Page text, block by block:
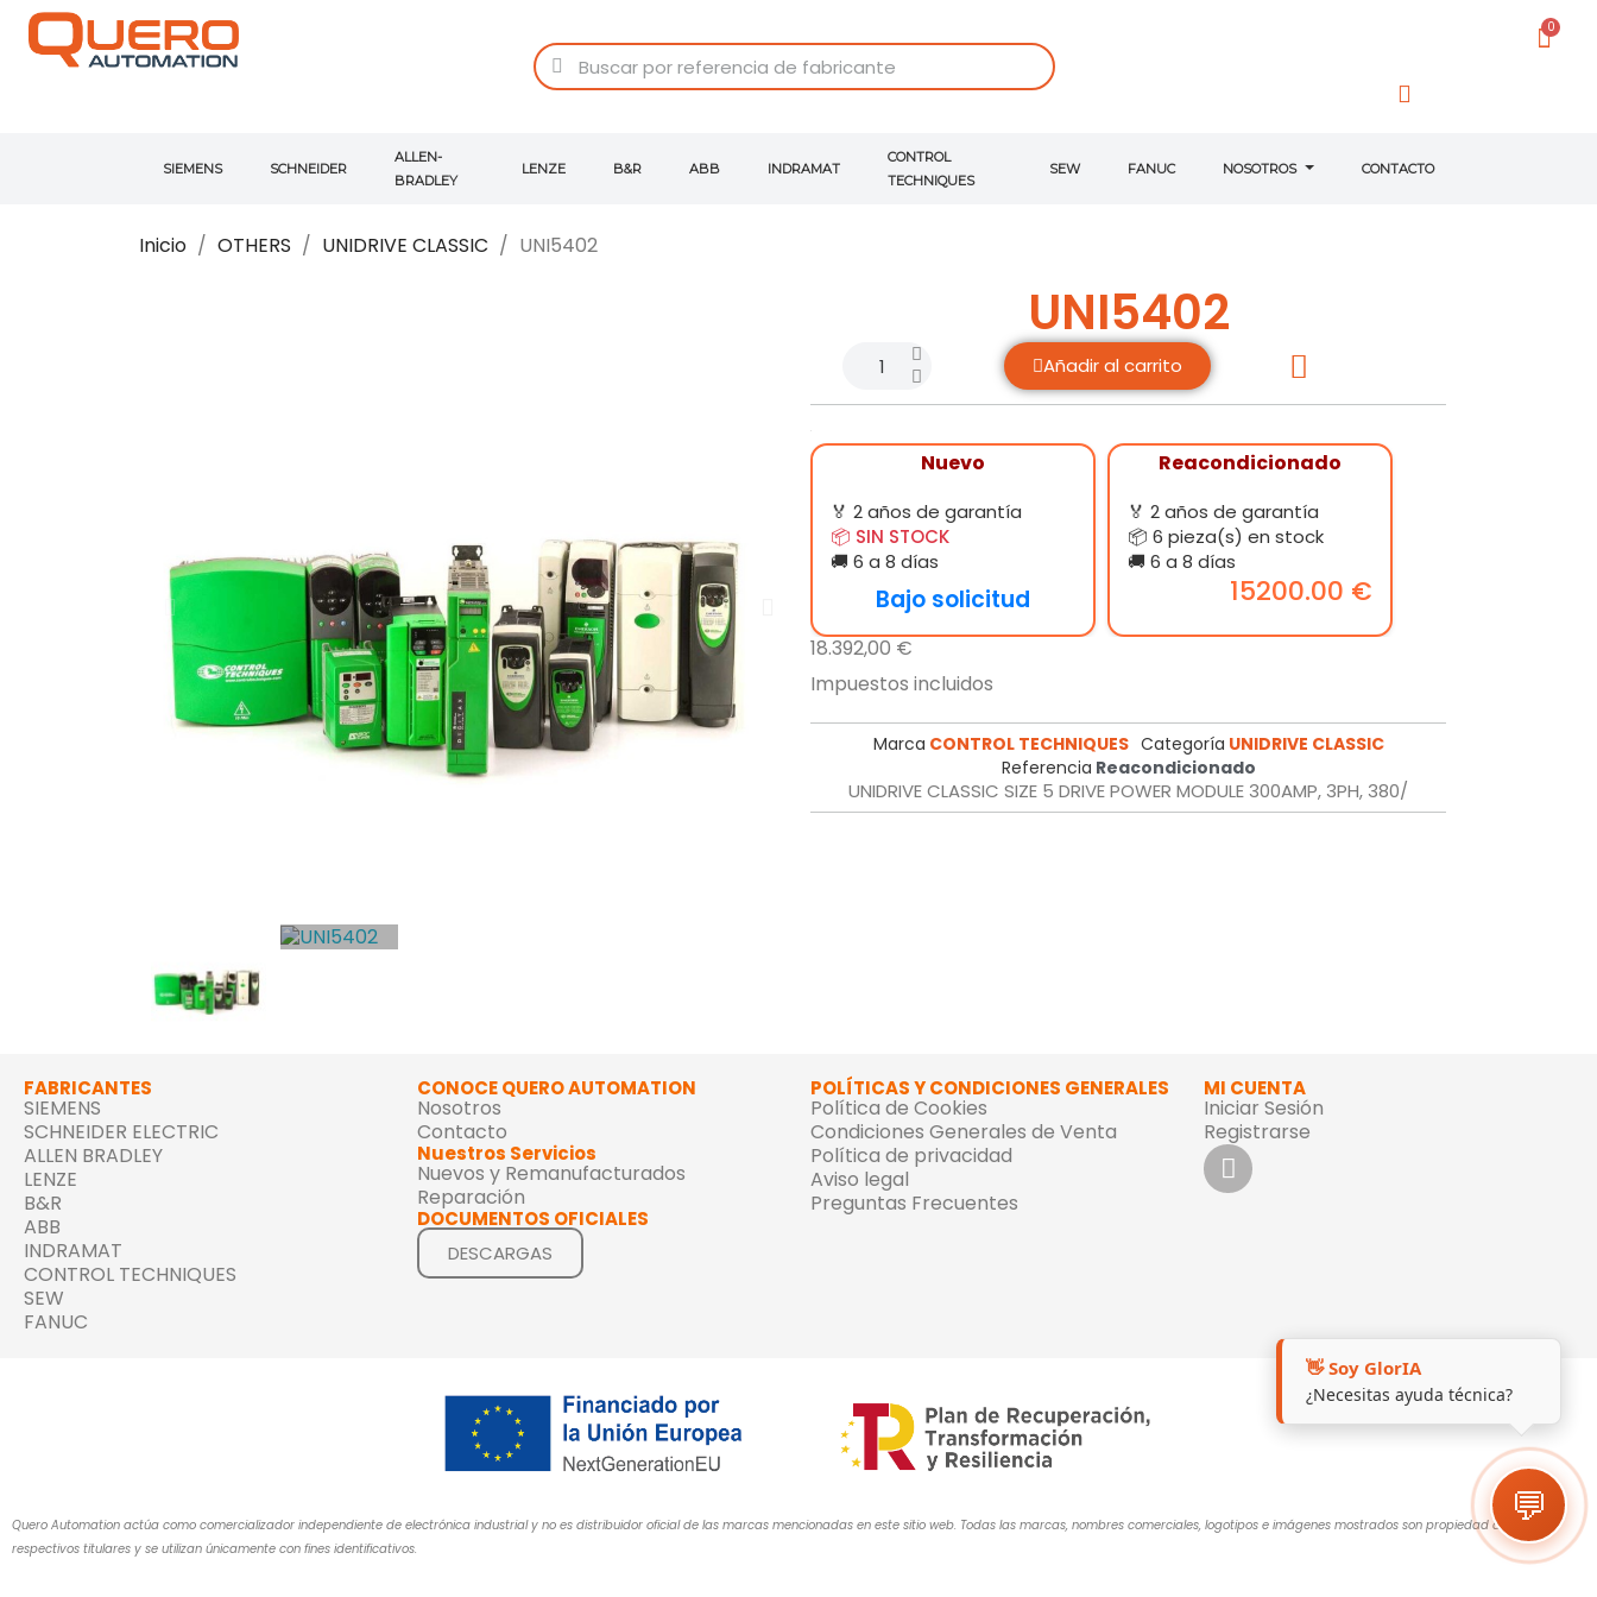
SIEMENS SCHNEIDER
ALLEN-
BRADLEY
LENZE B&R ABB INDRAMAT
CONTROL
TECHNIQUES
SEW FANUC NOSOTROS CONTACTO
Inicio OTHERS UNIDRIVE CLASSIC UNI5402
UNI5402
Añadir al carrito
Nuevo
🏅 2 años de garantía
📦 SIN STOCK
🚚 6 a 8 días
Bajo solicitud
Reacondicionado
🏅 2 años de garantía
📦 6 pieza(s) en stock
🚚 6 a 8 días
15200.00 €
18.392,00 €
Impuestos incluidos
Marca CONTROL TECHNIQUES Categoría UNIDRIVE CLASSIC
Referencia Reacondicionado
UNIDRIVE CLASSIC SIZE 5 DRIVE POWER MODULE 300AMP, 3PH, 380/
FABRICANTES
SIEMENS
SCHNEIDER ELECTRIC
ALLEN BRADLEY
LENZE
B&R
ABB
INDRAMAT
CONTROL TECHNIQUES
SEW
FANUC
CONOCE QUERO AUTOMATION
Nosotros
Contacto
Nuestros Servicios
Nuevos y Remanufacturados
Reparación
DOCUMENTOS OFICIALES
DESCARGAS
POLÍTICAS Y CONDICIONES GENERALES
Política de Cookies
Condiciones Generales de Venta
Política de privacidad
Aviso legal
Preguntas Frecuentes
MI CUENTA
Iniciar Sesión
Registrarse
👋 Soy GlorIA
¿Necesitas ayuda técnica?
💬
Quero Automation actúa como comercializador independiente de electrónica industrial y no es distribuidor oficial de las marcas mencionadas en este sitio web. Todas las marcas, nombres comerciales, logotipos e imágenes mostrados son propiedad de sus
respectivos titulares y se utilizan únicamente con fines identificativos.